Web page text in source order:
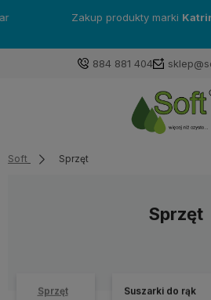
Zakup produkty markiKatrin- a
884 881 404
Soft Sprzęt
Sprzęt
Sprzęt Suszarki do rąk